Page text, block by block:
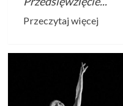
Przeczytaj więcej
o